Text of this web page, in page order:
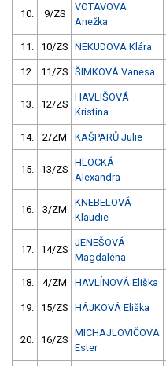
10. 9/ZS
VOTAVOVÁ
Anežka
11. 10/ZS NEKUDOVÁ Klára
12. 11/ZS ŠIMKOVÁ Vanesa
13. 12/ZS
HAVLIŠOVÁ
Kristína
14. 2/ZM KAŠPARŮ Julie
15. 13/ZS
HLOCKÁ
Alexandra
16. 3/ZM
KNEBELOVÁ
Klaudie
17. 14/ZS
JENEŠOVÁ
Magdaléna
18. 4/ZM HAVLÍNOVÁ Eliška
19. 15/ZS HÁJKOVÁ Eliška
20. 16/ZS
MICHAJLOVIČOVÁ
Ester